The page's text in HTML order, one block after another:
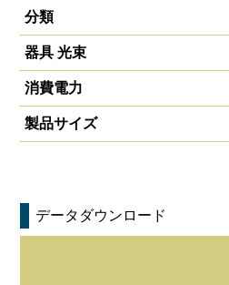
分類
器具 光束
消費電力
製品サイズ
データダウンロード